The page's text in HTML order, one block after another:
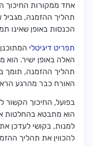
אחד ממקורות החיכוך
תהליך ההזמנה,
הכנסות באופן שאינו
תפריט דיגיטלי
האלה באופן ישיר. הוא
תהליך ההזמנה, תומך
האורח כבר מהרגע
בפועל, החיכוך הקשור
הוא מתבטא בהחלטות
למנות, בקושי לעדכן
להכווין את תהליך